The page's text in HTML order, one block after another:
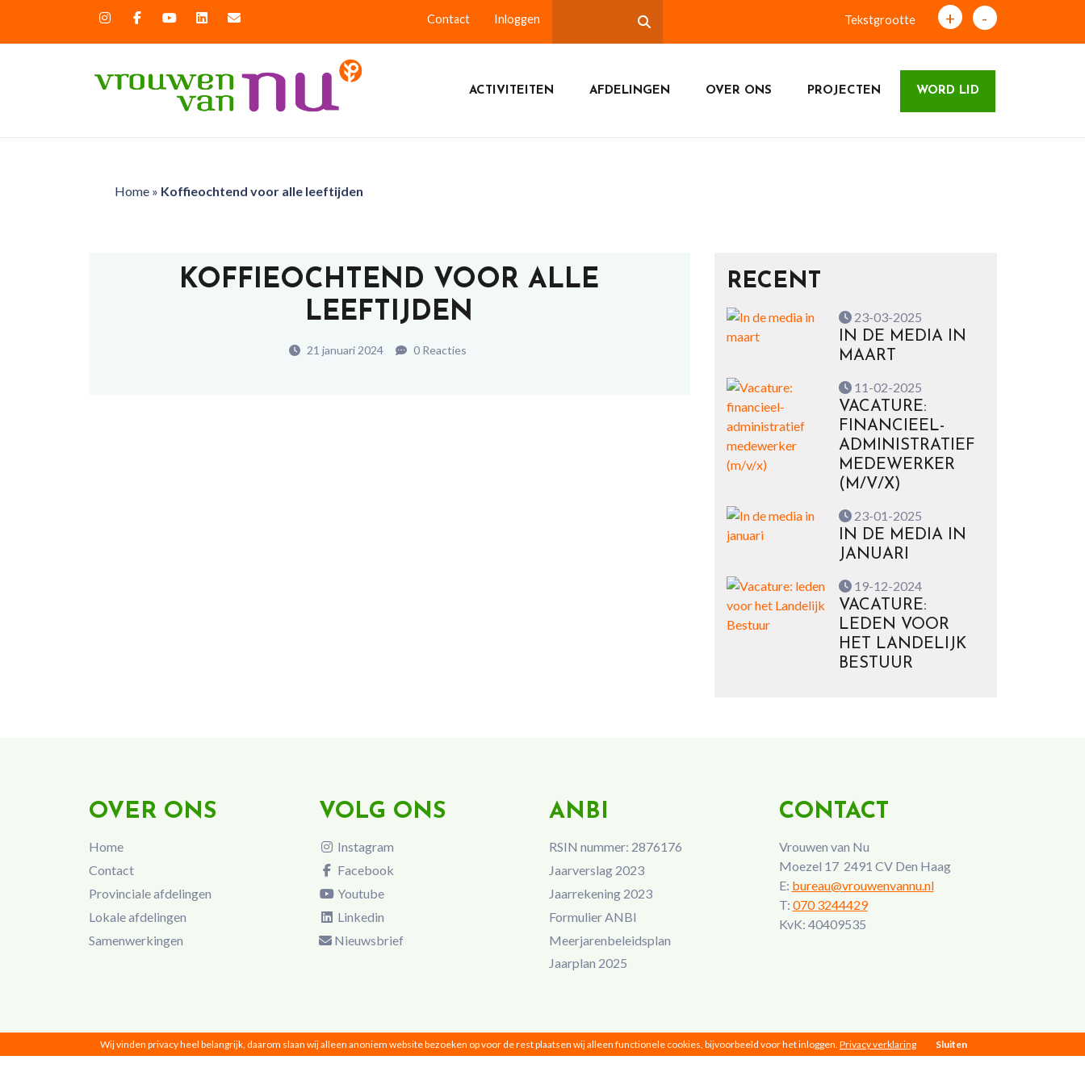
Contact Inloggen Tekstgrootte + -
ACTIVITEITEN AFDELINGEN OVER ONS PROJECTEN WORD LID
Home» Koffieochtend voor alle leeftijden
KOFFIEOCHTEND VOOR ALLE
LEEFTIJDEN
21 januari 2024 0 Reacties
RECENT
23-03-2025
IN DE MEDIA IN
MAART
11-02-2025
VACATURE:
FINANCIEEL-
ADMINISTRATIEF
MEDEWERKER
(M/V/X)
23-01-2025
IN DE MEDIA IN
JANUARI
19-12-2024
VACATURE:
LEDEN VOOR
HET LANDELIJK
BESTUUR
OVER ONS
Home
Contact
Provinciale afdelingen
Lokale afdelingen
Samenwerkingen
VOLG ONS
Instagram
Facebook
Youtube
Linkedin
Nieuwsbrief
ANBI
RSIN nummer: 2876176
Jaarverslag 2023
Jaarrekening 2023
Formulier ANBI
Meerjarenbeleidsplan
Jaarplan 2025
CONTACT
Vrouwen van Nu
Moezel 17 2491 CV Den Haag
E: bureau@vrouwenvannu.nl
T: 070 3244429
KvK: 40409535
Wij vinden privacy heel belangrijk, daarom slaan wij alleen anoniem website bezoeken op voor de rest plaatsen wij alleen functionele cookies, bijvoorbeeld voor het inloggen. Privacy verklaring Sluiten